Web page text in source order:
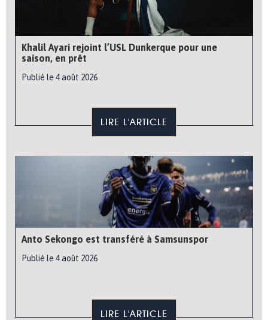
Khalil Ayari rejoint l’USL Dunkerque pour une
saison, en prêt
Publié le 4 août 2026
LIRE L'ARTICLE
Anto Sekongo est transféré à Samsunspor
Publié le 4 août 2026
LIRE L'ARTICLE